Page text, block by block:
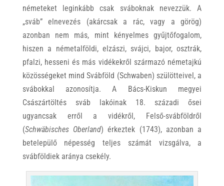
németeket leginkább csak sváboknak nevezzük. A
„sváb” elnevezés (akárcsak a rác, vagy a görög)
azonban nem más, mint kényelmes gyűjtőfogalom,
hiszen a németalföldi, elzászi, svájci, bajor, osztrák,
pfalzi, hesseni és más vidékekről származó németajkú
közösségeket mind Svábföld (Schwaben) szülötteivel, a
svábokkal azonosítja. A Bács-Kiskun megyei
Császártöltés sváb lakóinak 18. századi ősei
ugyancsak erről a vidékről, Felső-svábföldről
(Schwäbisches Oberland) érkeztek (1743), azonban a
betelepülő népesség teljes számát vizsgálva, a
svábföldiek aránya csekély.